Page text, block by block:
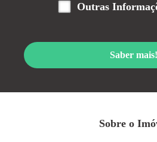
Sobre o
Outras
Saber mais!